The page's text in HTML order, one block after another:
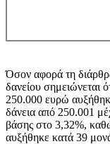
Όσον αφορά τη
δανείου σημειώνεται
250.000 ευρώ
δάνεια από 250.001
βάσης στο 3,32%,
αυξήθηκε κατά 39